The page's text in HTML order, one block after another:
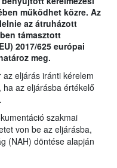
működhet közre. Az
az átruházott
támasztott
2017/625 európai
meg.
eljárás iránti kérelem
az eljárásba értékelő
szakmai
von be az eljárásba,
(NAH) döntése alapján